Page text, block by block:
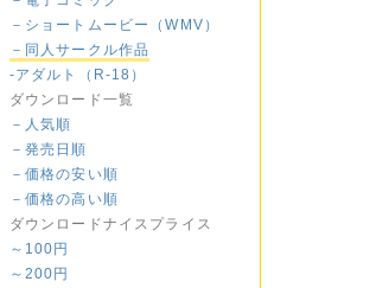
－ショートムービー（WMV）
－同人サークル作品
-アダルト（R-18）
ダウンロード一覧
－人気順
－発売日順
－価格の安い順
－価格の高い順
ダウンロードナイスプライス
～100円
～200円